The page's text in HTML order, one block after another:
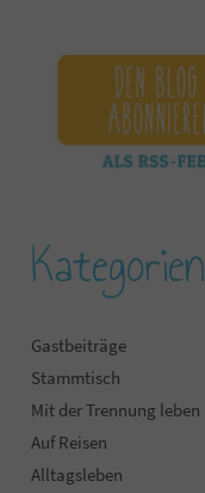
Kategorien
Gastbeiträge
Stammtisch
Mit der Trennung leben
Auf Reisen
Alltagsleben